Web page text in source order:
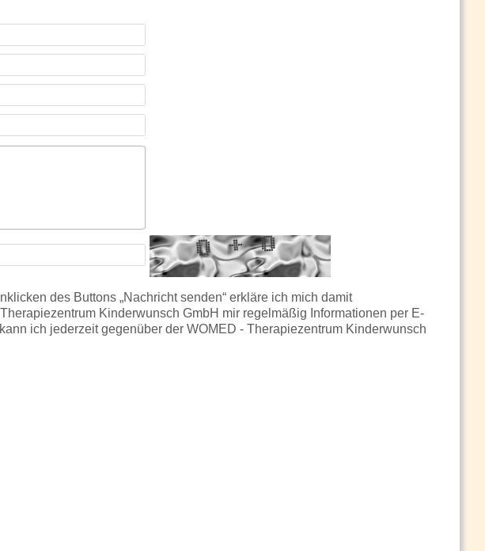
des Buttons „Nachricht senden“ erkläre ich mich damit
Kinderwunsch GmbH mir regelmäßig Informationen per E-
ich jederzeit gegenüber der WOMED - Therapiezentrum Kinderwunsch